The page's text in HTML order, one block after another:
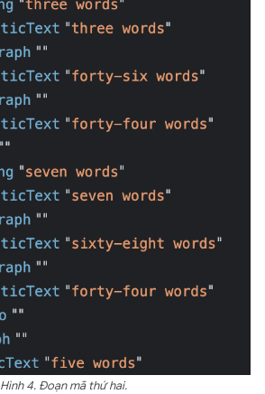
Hình 4. Đoạn mã thứ hai.